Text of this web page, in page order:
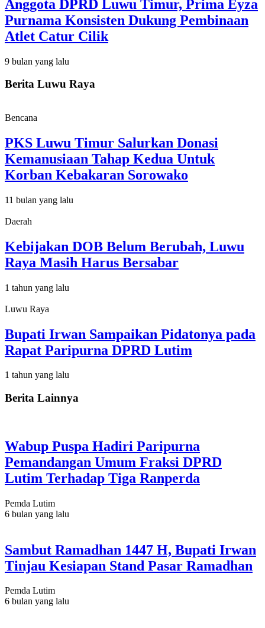
Anggota DPRD Luwu Timur, Prima Eyza
Purnama Konsisten Dukung Pembinaan
Atlet Catur Cilik
9 bulan yang lalu
Berita Luwu Raya
Bencana
PKS Luwu Timur Salurkan Donasi
Kemanusiaan Tahap Kedua Untuk
Korban Kebakaran Sorowako
11 bulan yang lalu
Daerah
Kebijakan DOB Belum Berubah, Luwu
Raya Masih Harus Bersabar
1 tahun yang lalu
Luwu Raya
Bupati Irwan Sampaikan Pidatonya pada
Rapat Paripurna DPRD Lutim
1 tahun yang lalu
Berita Lainnya
Wabup Puspa Hadiri Paripurna
Pemandangan Umum Fraksi DPRD
Lutim Terhadap Tiga Ranperda
Pemda Lutim
6 bulan yang lalu
Sambut Ramadhan 1447 H, Bupati Irwan
Tinjau Kesiapan Stand Pasar Ramadhan
Pemda Lutim
6 bulan yang lalu